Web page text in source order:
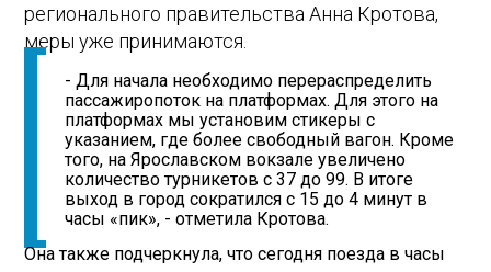
регионального правительства Анна Кротова,
меры уже принимаются.
- Для начала необходимо перераспределить
пассажиропоток на платформах. Для этого на
платформах мы установим стикеры с
указанием, где более свободный вагон. Кроме
того, на Ярославском вокзале увеличено
количество турникетов с 37 до 99. В итоге
выход в город сократился с 15 до 4 минут в
часы «пик», - отметила Кротова.
Она также подчеркнула, что сегодня поезда в часы